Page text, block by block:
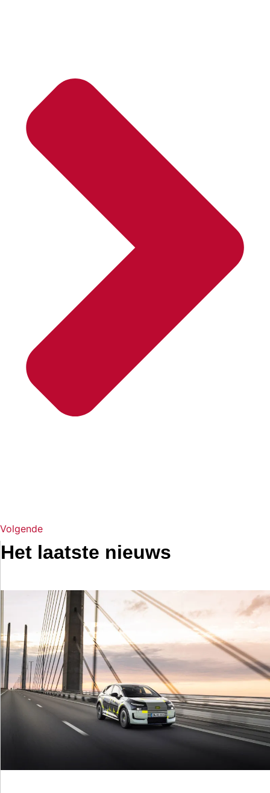
Volgende
Het laatste nieuws